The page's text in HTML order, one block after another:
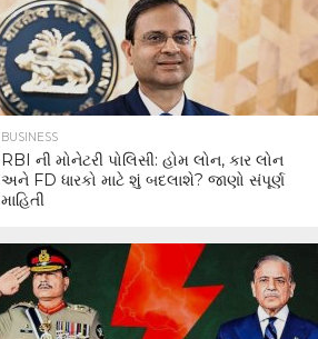
BUSINESS
RBI ની મોનેટરી પોલિસી: હોમ લોન, કાર લોન
અને FD ધારકો માટે શું બદલાશે? જાણો સંપૂર્ણ
માહિતી